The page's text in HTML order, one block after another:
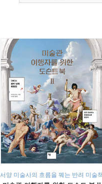
서양 미술사의 흐름을 꿰는 반려 미술